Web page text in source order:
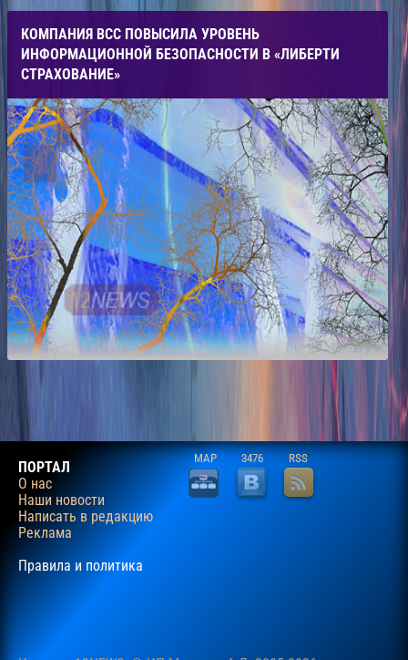
КОМПАНИЯ ВСС ПОВЫСИЛА УРОВЕНЬ
ИНФОРМАЦИОННОЙ БЕЗОПАСНОСТИ В «ЛИБЕРТИ
СТРАХОВАНИЕ»
ПОРТАЛ
О нас
Наши новости
Написать в редакцию
Реклама
Правила и политика
MAP 3476 RSS